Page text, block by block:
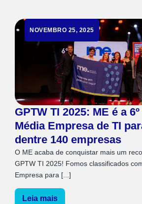
NOVEMBRO 25, 2025
GPTW TI 2025: ME é a
Média Empresa de TI
dentre 140 empresas
O ME acaba de conquistar mais um
GPTW TI 2025! Fomos classificados
Empresa para [...]
Leia mais